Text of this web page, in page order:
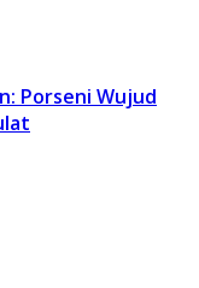
Porseni Wujud